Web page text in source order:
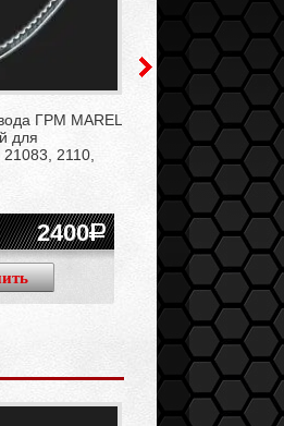
ГРМ MAREL
для
2110,
2400
Рем. комплект
Standard для
21083, 2110,